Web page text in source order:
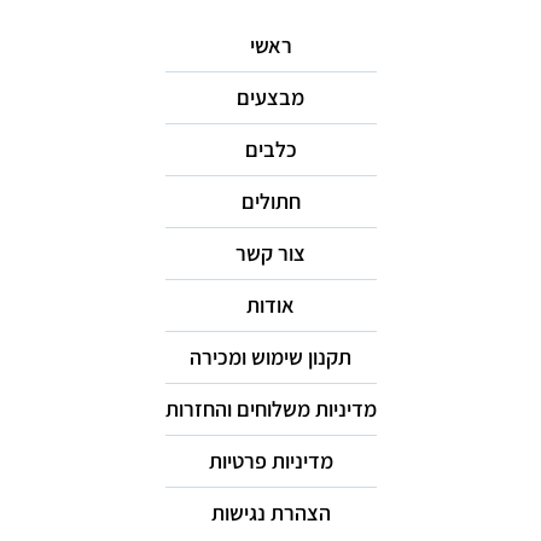
ראשי
מבצעים
כלבים
חתולים
צור קשר
אודות
תקנון שימוש ומכירה
מדיניות משלוחים והחזרות
מדיניות פרטיות
הצהרת נגישות